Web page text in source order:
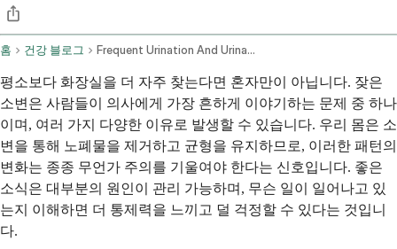
홈 건강 블로그 Frequent Urination And Urinary Tract Issues Causes And Advice
평소보다 화장실을 더 자주 찾는다면 혼자만이 아닙니다. 잦은
소변은 사람들이 의사에게 가장 흔하게 이야기하는 문제 중 하나
이며, 여러 가지 다양한 이유로 발생할 수 있습니다. 우리 몸은 소
변을 통해 노폐물을 제거하고 균형을 유지하므로, 이러한 패턴의
변화는 종종 무언가 주의를 기울여야 한다는 신호입니다. 좋은
소식은 대부분의 원인이 관리 가능하며, 무슨 일이 일어나고 있
는지 이해하면 더 통제력을 느끼고 덜 걱정할 수 있다는 것입니
다.